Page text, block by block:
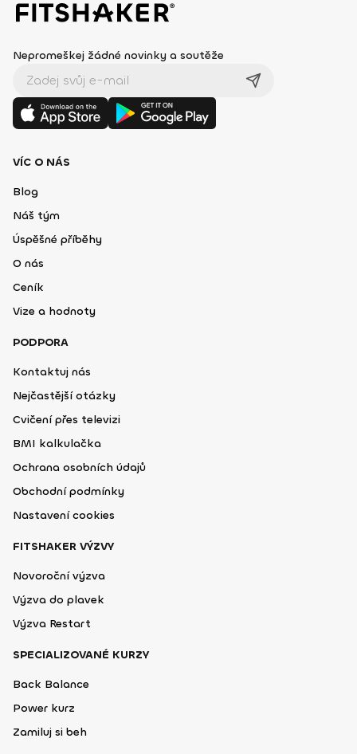
Nepromeškej žádné novinky a soutěže
VÍC O NÁS
Blog
Náš tým
Úspěšné příběhy
O nás
Ceník
Vize a hodnoty
PODPORA
Kontaktuj nás
Nejčastější otázky
Cvičení přes televizi
BMI kalkulačka
Ochrana osobních údajů
Obchodní podmínky
Nastavení cookies
FITSHAKER VÝZVY
Novoroční výzva
Výzva do plavek
Výzva Restart
SPECIALIZOVANÉ KURZY
Back Balance
Power kurz
Zamiluj si beh